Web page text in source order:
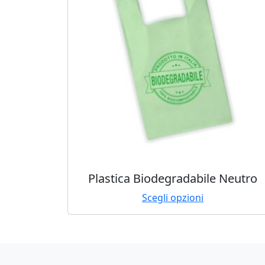
Plastica Biodegradabile Neutro
Scegli opzioni